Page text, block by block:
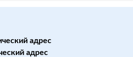
адрес
адрес